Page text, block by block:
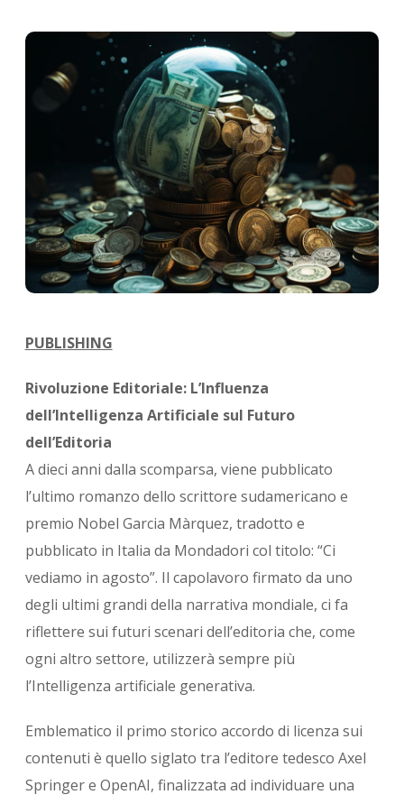
PUBLISHING
Rivoluzione Editoriale: L’Influenza
dell’Intelligenza Artificiale sul Futuro
dell’Editoria
A dieci anni dalla scomparsa, viene pubblicato
l’ultimo romanzo dello scrittore sudamericano e
premio Nobel Garcia Màrquez, tradotto e
pubblicato in Italia da Mondadori col titolo: “Ci
vediamo in agosto”. Il capolavoro firmato da uno
degli ultimi grandi della narrativa mondiale, ci fa
riflettere sui futuri scenari dell’editoria che, come
ogni altro settore, utilizzerà sempre più
l’Intelligenza artificiale generativa.
Emblematico il primo storico accordo di licenza sui
contenuti è quello siglato tra l’editore tedesco Axel
Springer e OpenAI, finalizzata ad individuare una